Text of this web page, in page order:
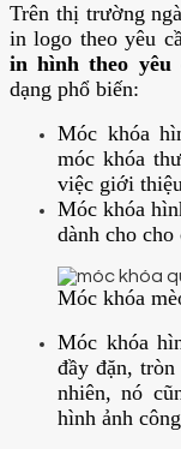
Trên thị trường
in logo theo yêu
in hình theo yêu
dạng phổ biến:
Móc khóa
móc khóa
việc giới
Móc khóa
dành cho
Móc khóa
Móc khóa
đầy đặn,
nhiên, nó
hình ảnh